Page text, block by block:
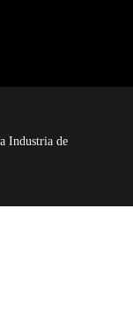
Industria de